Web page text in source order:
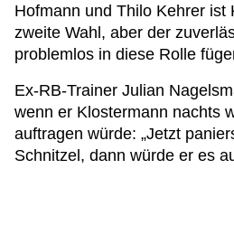
Hofmann und Thilo Kehrer ist
zweite Wahl, aber der
problemlos in diese Rolle
Ex-RB-Trainer Julian
wenn er Klostermann nachts
auftragen würde: „Jetzt
Schnitzel, dann würde er es